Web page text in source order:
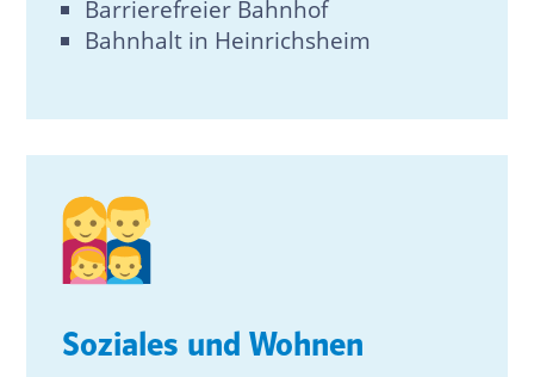
Barrierefreier Bahnhof
Bahnhalt in Heinrichsheim
Soziales und Wohnen